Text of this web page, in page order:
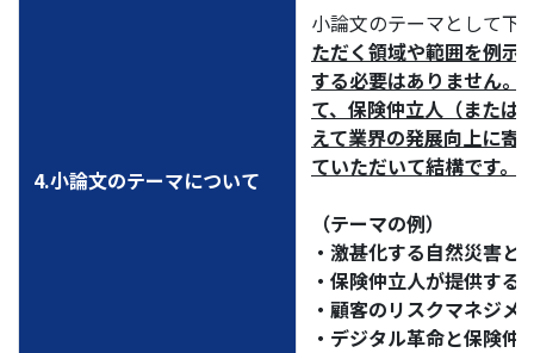
4.小論文のテーマについて
小論文のテーマとして下
ただく領域や範囲を例示
する必要はありません。
て、保険仲立人（または
えて業界の発展向上に寄
ていただいて結構です。
（テーマの例）
・激甚化する自然災害と
・保険仲立人が提供す
・顧客のリスクマネジ
・デジタル革命と保険仲